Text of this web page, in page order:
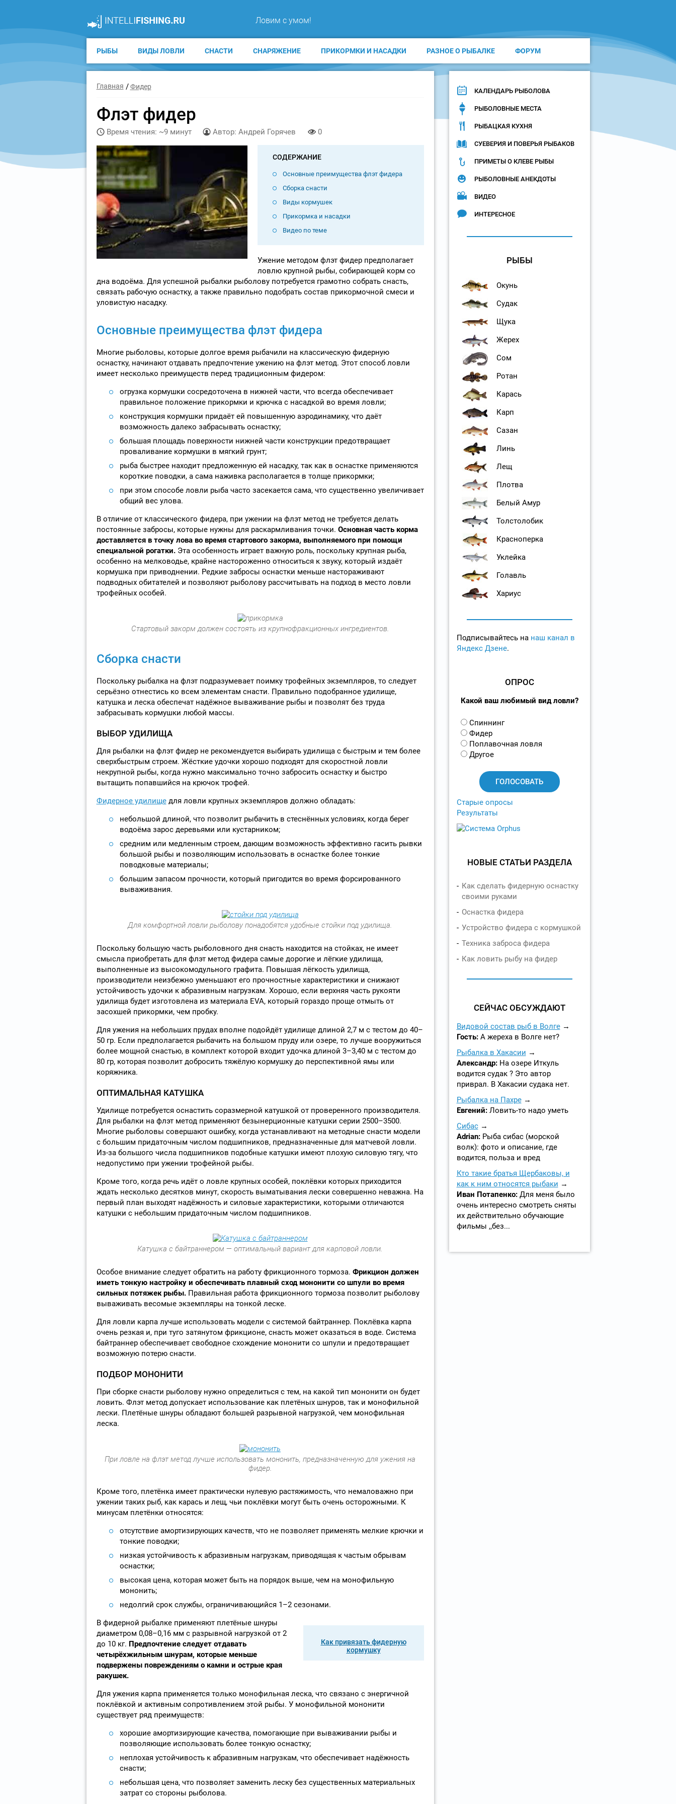
Ловим с умом!
РЫБЫ ВИДЫ ЛОВЛИ СНАСТИ СНАРЯЖЕНИЕ ПРИКОРМКИ И НАСАДКИ РАЗНОЕ О РЫБАЛКЕ ФОРУМ
Главная Фидер
Флэт фидер
Время чтения: ~9 минут Автор: Андрей Горячев 0
СОДЕРЖАНИЕ
Основные преимущества флэт фидера
Сборка снасти
Виды кормушек
Прикормка и насадки
Видео по теме
Ужение методом флэт фидер предполагает
ловлю крупной рыбы, собирающей корм со
дна водоёма. Для успешной рыбалки рыболову потребуется грамотно собрать снасть,
связать рабочую оснастку, а также правильно подобрать состав прикормочной смеси и
уловистую насадку.
Основные преимущества флэт фидера
Многие рыболовы, которые долгое время рыбачили на классическую фидерную
оснастку, начинают отдавать предпочтение ужению на флэт метод. Этот способ ловли
имеет несколько преимуществ перед традиционным фидером:
огрузка кормушки сосредоточена в нижней части, что всегда обеспечивает
правильное положение прикормки и крючка с насадкой во время ловли;
конструкция кормушки придаёт ей повышенную аэродинамику, что даёт
возможность далеко забрасывать оснастку;
большая площадь поверхности нижней части конструкции предотвращает
проваливание кормушки в мягкий грунт;
рыба быстрее находит предложенную ей насадку, так как в оснастке применяются
короткие поводки, а сама наживка располагается в толще прикормки;
при этом способе ловли рыба часто засекается сама, что существенно увеличивает
общий вес улова.
В отличие от классического фидера, при ужении на флэт метод не требуется делать
постоянные забросы, которые нужны для раскармливания точки. Основная часть корма
доставляется в точку лова во время стартового закорма, выполняемого при помощи
специальной рогатки.Эта особенность играет важную роль, поскольку крупная рыба,
особенно на мелководье, крайне настороженно относиться к звуку, который издаёт
кормушка при приводнении. Редкие забросы оснастки меньше настораживают
подводных обитателей и позволяют рыболову рассчитывать на подход в место ловли
трофейных особей.
Стартовый закорм должен состоять из крупнофракционных ингредиентов.
Сборка снасти
Поскольку рыбалка на флэт подразумевает поимку трофейных экземпляров, то следует
серьёзно отнестись ко всем элементам снасти. Правильно подобранное удилище,
катушка и леска обеспечат надёжное вываживание рыбы и позволят без труда
забрасывать кормушки любой массы.
ВЫБОР УДИЛИЩА
Для рыбалки на флэт фидер не рекомендуется выбирать удилища с быстрым и тем более
сверхбыстрым строем. Жёсткие удочки хорошо подходят для скоростной ловли
некрупной рыбы, когда нужно максимально точно забросить оснастку и быстро
вытащить попавшийся на крючок трофей.
Фидерное удилищедля ловли крупных экземпляров должно обладать:
небольшой длиной, что позволит рыбачить в стеснённых условиях, когда берег
водоёма зарос деревьями или кустарником;
средним или медленным строем, дающим возможность эффективно гасить рывки
большой рыбы и позволяющим использовать в оснастке более тонкие
поводковые материалы;
большим запасом прочности, который пригодится во время форсированного
вываживания.
Для комфортной ловли рыболову понадобятся удобные стойки под удилища.
Поскольку большую часть рыболовного дня снасть находится на стойках, не имеет
смысла приобретать для флэт метод фидера самые дорогие и лёгкие удилища,
выполненные из высокомодульного графита. Повышая лёгкость удилища,
производители неизбежно уменьшают его прочностные характеристики и снижают
устойчивость удочки к абразивным нагрузкам. Хорошо, если верхняя часть рукояти
удилища будет изготовлена из материала EVA, который гораздо проще отмыть от
засохшей прикормки, чем пробку.
Для ужения на небольших прудах вполне подойдёт удилище длиной 2,7 м с тестом до 40–
50 гр. Если предполагается рыбачить на большом пруду или озере, то лучше вооружиться
более мощной снастью, в комплект которой входит удочка длиной 3–3,40 м с тестом до
80 гр, которая позволит добросить тяжёлую кормушку до перспективной ямы или
коряжника.
ОПТИМАЛЬНАЯ КАТУШКА
Удилище потребуется оснастить соразмерной катушкой от проверенного производителя.
Для рыбалки на флэт метод применяют безынерционные катушки серии 2500–3500.
Многие рыболовы совершают ошибку, когда устанавливают на методные снасти модели
с большим придаточным числом подшипников, предназначенные для матчевой ловли.
Из-за большого числа подшипников подобные катушки имеют плохую силовую тягу, что
недопустимо при ужении трофейной рыбы.
Кроме того, когда речь идёт о ловле крупных особей, поклёвки которых приходится
ждать несколько десятков минут, скорость выматывания лески совершенно неважна. На
первый план выходят надёжность и силовые характеристики, которыми отличаются
катушки с небольшим придаточным числом подшипников.
Катушка с байтраннером — оптимальный вариант для карповой ловли.
Особое внимание следует обратить на работу фрикционного тормоза. Фрикцион должен
иметь тонкую настройку и обеспечивать плавный сход мононити со шпули во время
сильных потяжек рыбы.Правильная работа фрикционного тормоза позволит рыболову
вываживать весомые экземпляры на тонкой леске.
Для ловли карпа лучше использовать модели с системой байтраннер. Поклёвка карпа
очень резкая и, при туго затянутом фрикционе, снасть может оказаться в воде. Система
байтраннер обеспечивает свободное схождение мононити со шпули и предотвращает
возможную потерю снасти.
ПОДБОР МОНОНИТИ
При сборке снасти рыболову нужно определиться с тем, на какой тип мононити он будет
ловить. Флэт метод допускает использование как плетёных шнуров, так и монофильной
лески. Плетёные шнуры обладают большей разрывной нагрузкой, чем монофильная
леска.
При ловле на флэт метод лучше использовать мононить, предназначенную для ужения на
фидер.
Кроме того, плетёнка имеет практически нулевую растяжимость, что немаловажно при
ужении таких рыб, как карась и лещ, чьи поклёвки могут быть очень осторожными. К
минусам плетёнки относятся:
отсутствие амортизирующих качеств, что не позволяет применять мелкие крючки и
тонкие поводки;
низкая устойчивость к абразивным нагрузкам, приводящая к частым обрывам
оснастки;
высокая цена, которая может быть на порядок выше, чем на монофильную
мононить;
недолгий срок службы, ограничивающийся 1–2 сезонами.
Как привязать фидерную
кормушку
В фидерной рыбалке применяют плетёные шнуры
диаметром 0,08–0,16 мм с разрывной нагрузкой от 2
до 10 кг. Предпочтение следует отдавать
четырёхжильным шнурам, которые меньше
подвержены повреждениям о камни и острые края
ракушек.
Для ужения карпа применяется только монофильная леска, что связано с энергичной
поклёвкой и активным сопротивлением этой рыбы. У монофильной мононити
существует ряд преимуществ:
хорошие амортизирующие качества, помогающие при вываживании рыбы и
позволяющие использовать более тонкую оснастку;
неплохая устойчивость к абразивным нагрузкам, что обеспечивает надёжность
снасти;
небольшая цена, что позволяет заменить леску без существенных материальных
затрат со стороны рыболова.
КАЛЕНДАРЬ РЫБОЛОВА
РЫБОЛОВНЫЕ МЕСТА
РЫБАЦКАЯ КУХНЯ
СУЕВЕРИЯ И ПОВЕРЬЯ РЫБАКОВ
ПРИМЕТЫ О КЛЕВЕ РЫБЫ
РЫБОЛОВНЫЕ АНЕКДОТЫ
ВИДЕО
ИНТЕРЕСНОЕ
РЫБЫ
Окунь
Судак
Щука
Жерех
Сом
Ротан
Карась
Карп
Сазан
Линь
Лещ
Плотва
Белый Амур
Толстолобик
Красноперка
Уклейка
Голавль
Хариус
Подписывайтесь на наш канал в
Яндекс Дзене.
ОПРОС
Какой ваш любимый вид ловли?
В
а
р
и
Спиннинг
Фидер
Поплавочная ловля
Другое
Старые опросы
Результаты
НОВЫЕ СТАТЬИ РАЗДЕЛА
Как сделать фидерную оснастку
своими руками
Оснастка фидера
Устройство фидера с кормушкой
Техника заброса фидера
Как ловить рыбу на фидер
СЕЙЧАС ОБСУЖДАЮТ
Видовой состав рыб в Волге
Гость: А жереха в Волге нет?
Рыбалка в Хакасии
Александр: На озере Иткуль
водится судак ? Это автор
приврал. В Хакасии судака нет.
Рыбалка на Пахре
Евгений: Ловить-то надо уметь
Сибас
Adrian: Рыба сибас (морской
волк): фото и описание, где
водится, польза и вред
Кто такие братья Щербаковы, и
как к ним относятся рыбаки
Иван Потапенко: Для меня было
очень интересно смотреть сняты
их действительно обучающие
фильмы ,,без...